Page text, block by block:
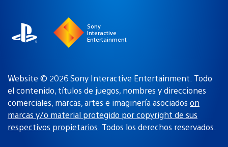
Sony
Interactive
Entertainment
Website © 2026 Sony Interactive Entertainment. Todo
el contenido, títulos de juegos, nombres y direcciones
comerciales, marcas, artes e imaginería asociados on
marcas y/o material protegido por copyright de sus
respectivos propietarios. Todos los derechos reservados.